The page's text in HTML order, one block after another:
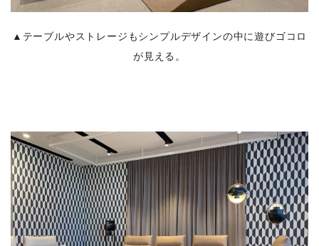
▲テーブルやストレージもシンプルデザインの中に遊びゴコロ
が見える。